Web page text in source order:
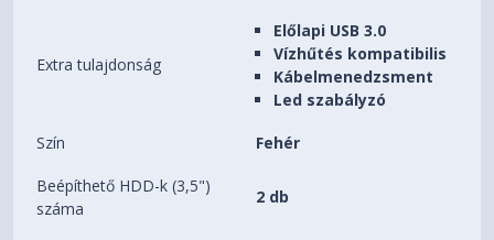
Extra tulajdonság
Előlapi USB 3.0
Vízhűtés kompatibilis
Kábelmenedzsment
Led szabályzó
Szín Fehér
Beépíthető HDD-k (3,5")
száma
2 db